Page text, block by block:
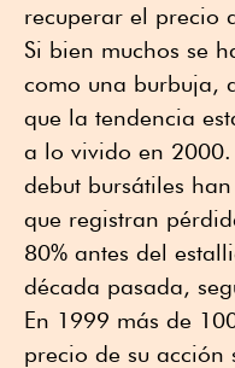
recuperar el precio
Si bien muchos se
como una burbuja,
que la tendencia
a lo vivido en 2000.
debut bursátiles
que registran
80% antes del
década pasada,
En 1999 más de
precio de su